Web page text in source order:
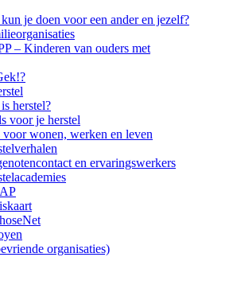
je doen voor een ander en jezelf?
– Kinderen van ouders met
herstel?
voor je herstel
voor wonen, werken en leven
en ervaringswerkers
organisaties)